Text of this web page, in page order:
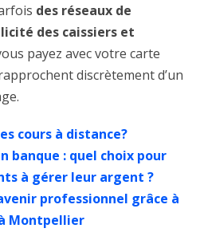
des réseaux de
des caissiers et
payez avec votre carte
discrètement d’un
cours à distance?
banque : quel choix pour
à gérer leur argent ?
professionnel grâce à
Montpellier